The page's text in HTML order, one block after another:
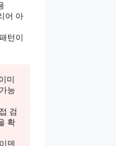
어 아
턴이
미
능
검
확
덴